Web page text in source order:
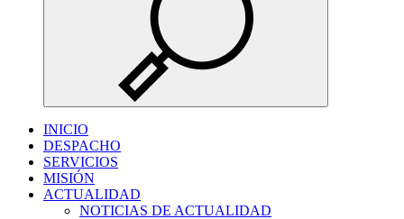
INICIO
DESPACHO
SERVICIOS
MISIÓN
ACTUALIDAD
NOTICIAS DE ACTUALIDAD